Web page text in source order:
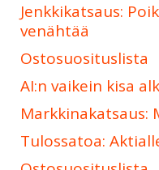
Jenkkikatsaus:
venähtää
Ostosuosituslista
AI:n vaikein kisa
Markkinakatsaus:
Tulossatoa: